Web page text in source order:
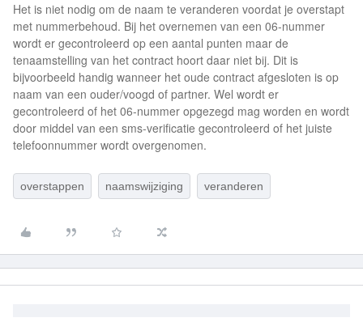
Het is niet nodig om de naam te veranderen voordat je overstapt
met nummerbehoud. Bij het overnemen van een 06-nummer
wordt er gecontroleerd op een aantal punten maar de
tenaamstelling van het contract hoort daar niet bij. Dit is
bijvoorbeeld handig wanneer het oude contract afgesloten is op
naam van een ouder/voogd of partner. Wel wordt er
gecontroleerd of het 06-nummer opgezegd mag worden en wordt
door middel van een sms-verificatie gecontroleerd of het juiste
telefoonnummer wordt overgenomen.
overstappen naamswijziging veranderen